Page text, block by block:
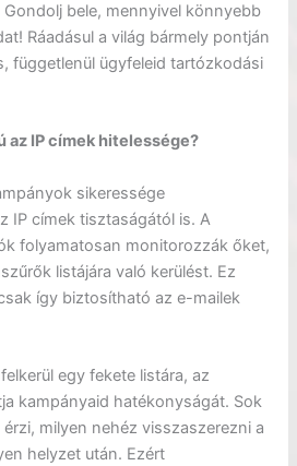
bele, mennyivel könnyebb
Ráadásul a világ bármely pontján
függetlenül ügyfeleid tartózkodási
IP címek hitelessége?
sikeressége
IP címek tisztaságától is. A
folyamatosan monitorozzák őket,
listájára való kerülést. Ez
így biztosítható az e-mailek
egy fekete listára, az
kampányaid hatékonyságát. Sok
milyen nehéz visszaszerezni a
helyzet után. Ezért